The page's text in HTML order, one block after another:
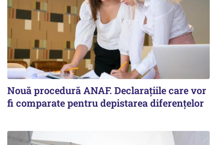
Nouă procedură ANAF. Declarațiile care vor
fi comparate pentru depistarea diferențelor